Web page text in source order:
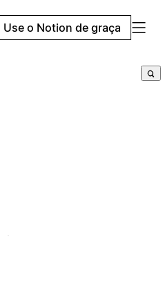
Use o Notion de graça